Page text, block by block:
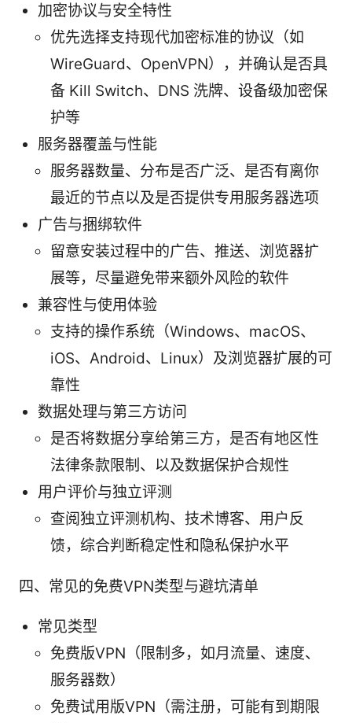
加密协议与安全特性
优先选择支持现代加密标准的协议（如
WireGuard、OpenVPN），并确认是否具
备 Kill Switch、DNS 洗牌、设备级加密保
护等
服务器覆盖与性能
服务器数量、分布是否广泛、是否有离你
最近的节点以及是否提供专用服务器选项
广告与捆绑软件
留意安装过程中的广告、推送、浏览器扩
展等，尽量避免带来额外风险的软件
兼容性与使用体验
支持的操作系统（Windows、macOS、
iOS、Android、Linux）及浏览器扩展的可
靠性
数据处理与第三方访问
是否将数据分享给第三方，是否有地区性
法律条款限制、以及数据保护合规性
用户评价与独立评测
查阅独立评测机构、技术博客、用户反
馈，综合判断稳定性和隐私保护水平
四、常见的免费VPN类型与避坑清单
常见类型
免费版VPN（限制多，如月流量、速度、
服务器数）
免费试用版VPN（需注册，可能有到期限